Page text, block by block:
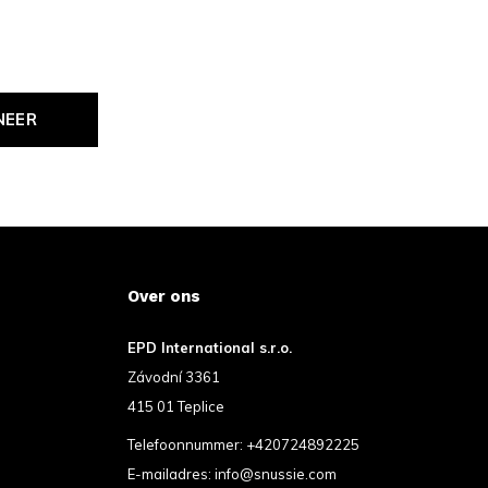
Over ons
EPD International s.r.o.
Závodní 3361
415 01 Teplice
Telefoonnummer: +420724892225
E-mailadres: info@snussie.com